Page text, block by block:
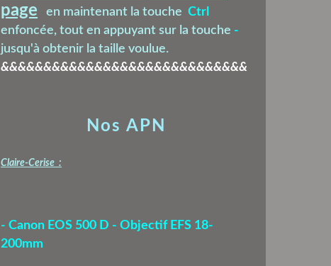
Nos APN
Claire-Cerise :
- Canon EOS 500 D - Objectif EFS 18-
200mm
page
en maintenant la touche Ctrl
enfoncée, tout en appuyant sur la touche -
jusqu'à obtenir la taille voulue.
&&&&&&&&&&&&&&&&&&&&&&&&&&&&&